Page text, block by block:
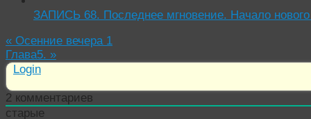
ЗАПИСЬ 68. Последнее мгновение. Начало
« Осенние вечера 1
Глава5. »
Login
2 комментариев
старые